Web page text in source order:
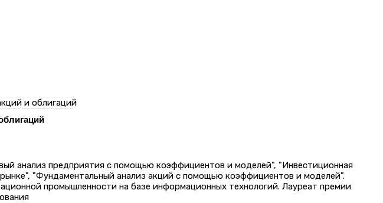
анализ предприятия с помощью коэффициентов и моделей", "Инвестиционная
"Фундаментальный анализ акций с помощью коэффициентов и моделей".
промышленности на базе информационных технологий. Лауреат премии